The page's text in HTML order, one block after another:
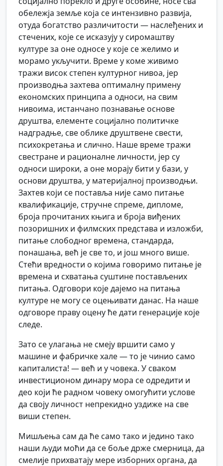
обележја земље која се интензивно развија,
отуда богатство различитости — наслеђених и
стечених, које се исказују у сиромаштву
културе за оне односе у које се желимо и
морамо укључити. Време у коме живимо
тражи висок степен културног нивоа, јер
производња захтева оптималну примену
економских принципа а односи, на свим
нивоима, истанчано познавање основе
друштва, елементе социјално политичке
надградње, све облике друштвене свести,
психокретања и слично. Наше време тражи
свестране и рационалне личности, јер су
односи широки, а оне морају бити у бази, у
основи друштва, у материјалној производњи.
Захтев који се поставља није само питање
квалификације, стручне спреме, дипломе,
броја прочитаних књига и броја виђених
позоришних и филмских представа и изложби,
питање слободног времена, стандарда,
понашања, већ је све то, и још много више.
Стећи вредности о којима говоримо питање је
времена и схватања суштине постављених
питања. Одговори које дајемо на питања
културе не могу се оцењивати данас. На наше
одговоре праву оцену ће дати генерације које
следе.
Зато се улагања не смеју вршити само у
машине и фабричке хале — то је чинио само
капиталиста! — већ и у човека. У сваком
инвестиционом динару мора се одредити и
део који ће радном човеку омогућити услове
да своју личност непрекидно уздиже на све
виши степен.
Мишљења сам да ће само тако и једино тако
наши људи моћи да се боље држе смерница, да
смелије прихватају мере изборних органа, да